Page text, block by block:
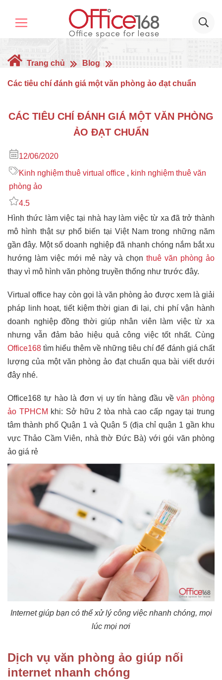
Trang chủ Blog
Các tiêu chí đánh giá một văn phòng ảo đạt chuẩn
CÁC TIÊU CHÍ ĐÁNH GIÁ MỘT VĂN PHÒNG
ẢO ĐẠT CHUẨN
12/06/2020
Kinh nghiệm thuê virtual office , kinh nghiệm thuê văn
phòng ảo
4.5
Hình thức làm việc tại nhà hay làm việc từ xa đã trở thành
mô hình thật sự phổ biến tại Việt Nam trong những năm
gần đây. Một số doanh nghiệp đã nhanh chóng nắm bắt xu
hướng làm việc mới mẻ này và chọn thuê văn phòng ảo
thay vì mô hình văn phòng truyền thống như trước đây.
Virtual office hay còn gọi là văn phòng ảo được xem là giải
pháp linh hoạt, tiết kiệm thời gian đi lại, chi phí vận hành
doanh nghiệp đồng thời giúp nhân viên làm việc từ xa
nhưng vẫn đảm bảo hiệu quả công việc tốt nhất. Cùng
Office168 tìm hiểu thêm về những tiêu chí để đánh giá chất
lượng của một văn phòng ảo đạt chuẩn qua bài viết dưới
đây nhé.
Office168 tự hào là đơn vị uy tín hàng đầu vềvăn phòng
ảo TPHCM khi: Sở hữu 2 tòa nhà cao cấp ngay tại trung
tâm thành phố Quận 1 và Quận 5 (địa chỉ quận 1 gần khu
vực Thảo Cầm Viên, nhà thờ Đức Bà) với gói văn phòng
ảo giá rẻ
Internet giúp bạn có thể xử lý công việc nhanh chóng, mọi
lúc mọi nơi
Dịch vụ văn phòng ảo giúp nối
internet nhanh chóng